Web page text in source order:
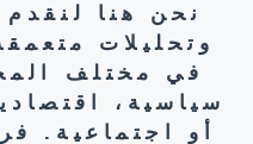
نحن هنا
وتحليلات
في مختلف
سياسية،
أو اجتماعية.